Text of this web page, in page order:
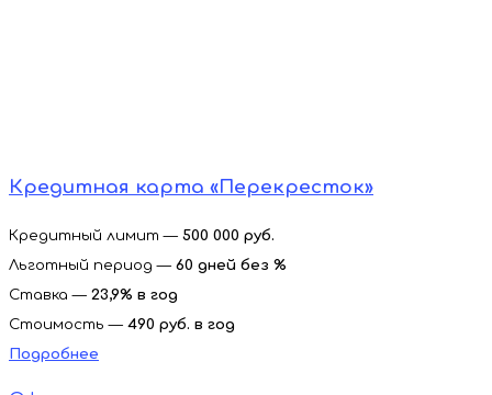
Кредитная карта «Перекресток»
Кредитный лимит — 500 000 руб.
Льготный период — 60 дней без %
Ставка — 23,9% в год
Стоимость — 490 руб. в год
Подробнее